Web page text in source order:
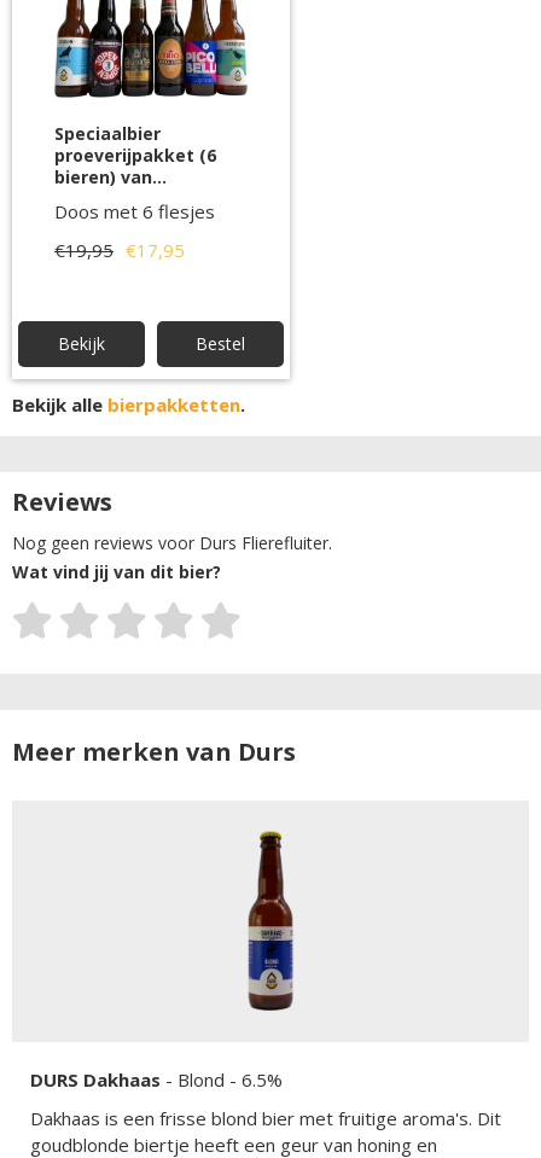
Speciaalbier
proeverijpakket (6
bieren) van
Doos met 6 flesjes
€19,95 €17,95
Bekijk Bestel
Bekijk alle bierpakketten.
Reviews
Nog geen reviews voor Durs Flierefluiter.
Wat vind jij van dit bier?
Meer merken van Durs
DURS Dakhaas - Blond - 6.5%
Dakhaas is een frisse blond bier met fruitige aroma's. Dit
goudblonde biertje heeft een geur van honing en